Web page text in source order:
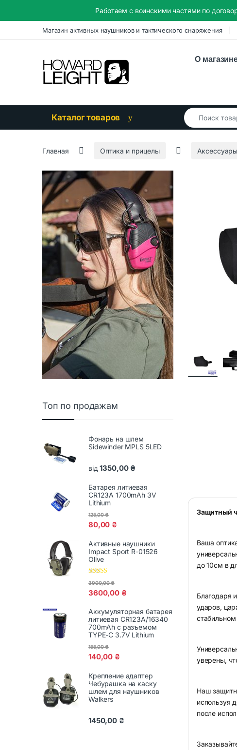
Skip to navigation
Skip to contentМагазин активных наушников и тактического снаряжения
О
Каталог товаров
Search for:
Главная Оптика и прицелы
Защитный
Ваша
до 10см в
Благодаря
ударов,
уверены,
Наш
используя
после
Топ по продажам
Фонарь на шлем
Sidewinder MPLS 5LED
від1350,00 ₴
Батарея литиевая
CR123A 1700mAh 3V
Lithium
80,00 ₴
125,00₴
Активные наушники
Impact Sport R-01526
Olive
Оценка5.00
из 5
3600,00 ₴
3900,00₴
Аккумуляторная батарея
литиевая CR123A/16340
700mAh с разъемом
TYPE-C 3.7V Lithium
140,00 ₴
155,00₴
Крепление адаптер
Чебурашка на каску
шлем для наушников
Walkers
1450,00 ₴
Работаем с воинскими частями по